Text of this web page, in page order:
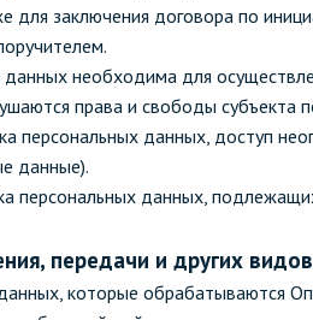
для заключения договора по
необходима для
права и свободы субъекта
персональных данных, доступ
данные).
персональных данных,
передачи и других
которые обрабатываются